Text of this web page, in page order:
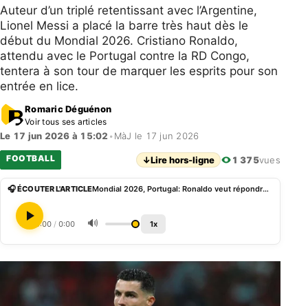
Auteur d’un triplé retentissant avec l’Argentine,
Lionel Messi a placé la barre très haut dès le
début du Mondial 2026. Cristiano Ronaldo,
attendu avec le Portugal contre la RD Congo,
tentera à son tour de marquer les esprits pour son
entrée en lice.
Romaric Déguénon
Voir tous ses articles
Le 17 jun 2026 à 15:02 • MàJ le 17 jun 2026
FOOTBALL ↓Lire hors-ligne 1 375vues
🎧 ÉCOUTER L'ARTICLE Mondial 2026, Portugal: Ronaldo veut répondre à Messi face à la RDC
0:00 / 0:00 🔊 1x